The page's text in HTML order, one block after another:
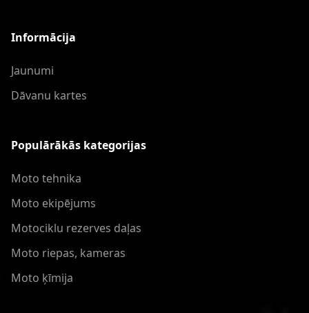
Informācija
Jaunumi
Dāvanu kartes
Populārākās kategorijas
Moto tehnika
Moto ekipējums
Motociklu rezerves daļas
Moto riepas, kameras
Moto ķīmija